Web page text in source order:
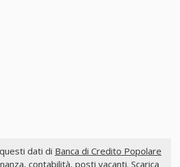
dati di Banca di Credito Popolare
contabilità, posti vacanti. Scarica